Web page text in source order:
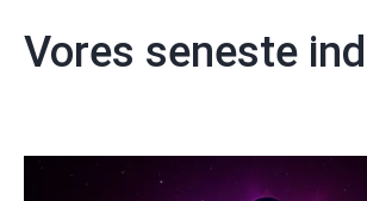
Vores seneste